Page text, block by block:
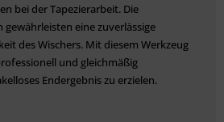
bei der Tapezierarbeit. Die
eine zuverlässige
des Wischers. Mit diesem Werkzeug
und gleichmäßig
Endergebnis zu erzielen.